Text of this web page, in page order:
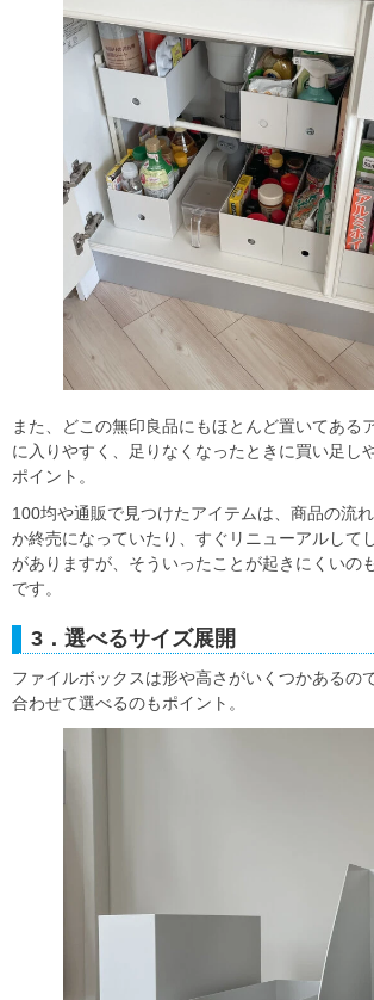
また、どこの無印良品にもほとんど置いてある
に入りやすく、足りなくなったときに買い足し
ポイント。
100均や通販で見つけたアイテムは、商品の流
か終売になっていたり、すぐリニューアルして
がありますが、そういったことが起きにくいの
です。
3．選べるサイズ展開
ファイルボックスは形や高さがいくつかあるの
合わせて選べるのもポイント。